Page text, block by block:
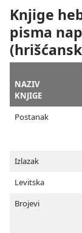
Knjige
pisma
NAZIV
KNJIGE
Postanak
Izlazak
Levitska
Brojevi